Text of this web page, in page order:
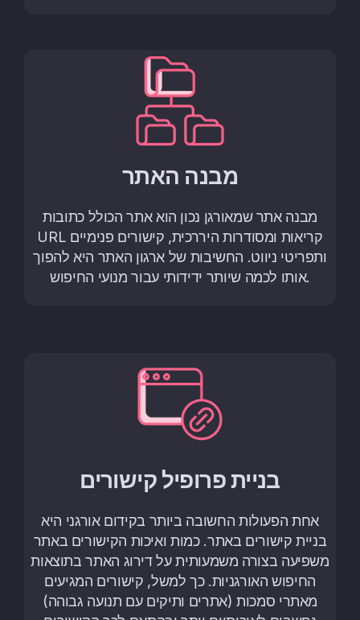
מבנה האתר
מבנה אתר שמאורגן נכון הוא אתר הכולל כתובות
URL קריאות ומסודרות היררכית, קישורים פנימיים
ותפריטי ניווט. החשיבות של ארגון האתר היא להפוך
אותו לכמה שיותר ידידותי עבור מנועי החיפוש.
בניית פרופיל קישורים
אחת הפעולות החשובה ביותר בקידום אורגני היא
בניית קישורים באתר. כמות ואיכות הקישורים באתר
משפיעה בצורה משמעותית על דירוג האתר בתוצאות
החיפוש האורגניות. כך למשל, קישורים המגיעים
מאתרי סמכות (אתרים ותיקים עם תנועה גבוהה)